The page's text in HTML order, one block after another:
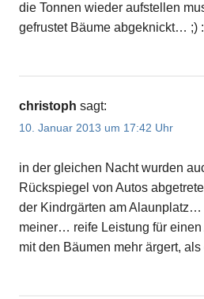
die Tonnen wieder aufstellen
gefrustet Bäume abgeknickt… ;)
christoph sagt:
10. Januar 2013 um 17:42 Uhr
in der gleichen Nacht wurden
Rückspiegel von Autos
der Kindrgärten am Alaunplatz…
meiner… reife Leistung für
mit den Bäumen mehr ärgert,